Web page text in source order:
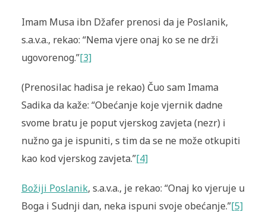
Imam Musa ibn Džafer prenosi da je Poslanik,
s.a.v.a., rekao: “Nema vjere onaj ko se ne drži
ugovorenog.”[3]
(Prenosilac hadisa je rekao) Čuo sam Imama
Sadika da kaže: “Obećanje koje vjernik dadne
svome bratu je poput vjerskog zavjeta (nezr) i
nužno ga je ispuniti, s tim da se ne može otkupiti
kao kod vjerskog zavjeta.”[4]
Božiji Poslanik, s.a.v.a., je rekao: “Onaj ko vjeruje u
Boga i Sudnji dan, neka ispuni svoje obećanje.”[5]